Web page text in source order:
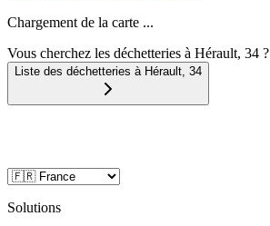
Chargement de la carte ...
Vous cherchez les déchetteries à Hérault, 34 ?
Liste des déchetteries à Hérault 34
Solutions